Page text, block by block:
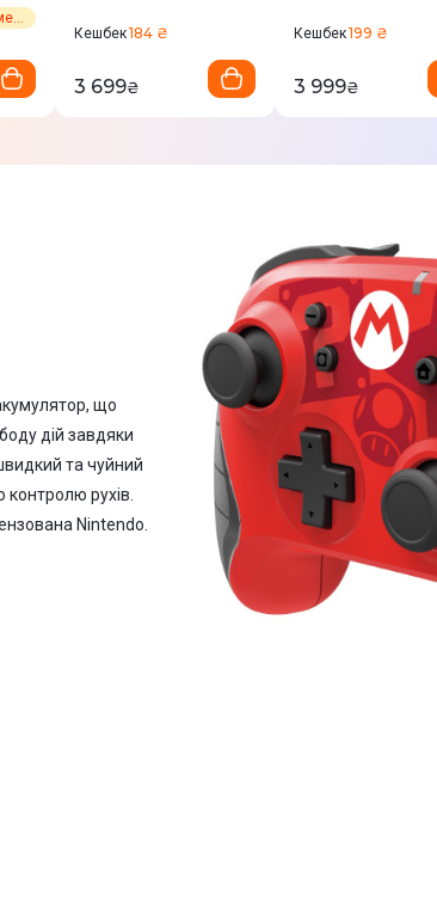
Наявність уточнює менеджер
Кешбек184 ₴
3 699₴
Кешбек199 ₴
3 999₴
що
дій завдяки
та чуйний
рухів.
Nintendo.